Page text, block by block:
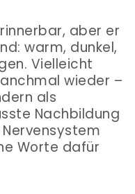
aber er
warm, dunkel,
Vielleicht
wieder –
als
Nachbildung
Worte dafür